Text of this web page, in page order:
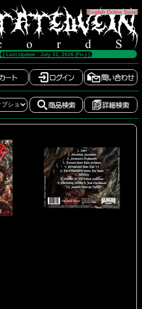
[English Online Store]
[ Last Update : July 31, 2026 (Fri.) ]